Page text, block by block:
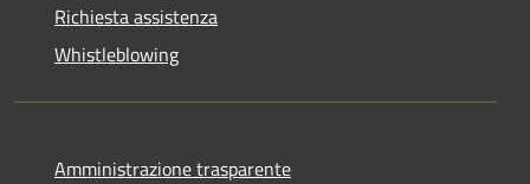
Richiesta assistenza
Whistleblowing
Amministrazione trasparente